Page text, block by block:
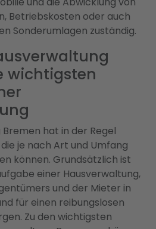
Betriebskosten oder auch
Sonderumlagen zuständig.
wichtigsten
hat in der Regel
je nach Art und Umfang
können. Grundsätzlich ist
einer Hausverwaltung,
und der Mieter in
für einen reibungslosen
Zu den wichtigsten